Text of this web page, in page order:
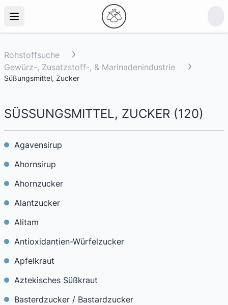
Rohstoffsuche
Gewürz-, Zusatzstoff-, & Marinadenindustrie
Süßungsmittel, Zucker
SÜSSUNGSMITTEL, ZUCKER (120)
Agavensirup
Ahornsirup
Ahornzucker
Alantzucker
Alitam
Antioxidantien-Würfelzucker
Apfelkraut
Aztekisches Süßkraut
Basterdzucker / Bastardzucker